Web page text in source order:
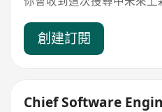
創建訂閱
Chief Software